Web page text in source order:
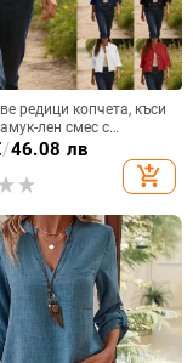
редици копчета, къси
лен смес с
свободна кройка
/46.08 лв
add_shopping_cart